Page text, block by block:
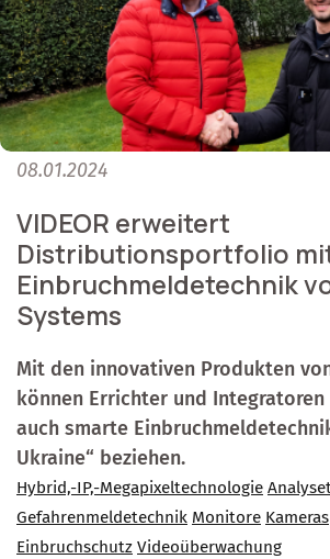
08.01.2024
VIDEOR erweitert
Distributionsportfolio
Einbruchmeldetechnik
Systems
Mit den innovativen Produkten
können Errichter und Integratoren
auch smarte
Ukraine“ beziehen.
Hybrid,-IP,-Megapixeltechnologie
Gefahrenmeldetechnik Monitore Kameras
Einbruchschutz Videoüberwachung